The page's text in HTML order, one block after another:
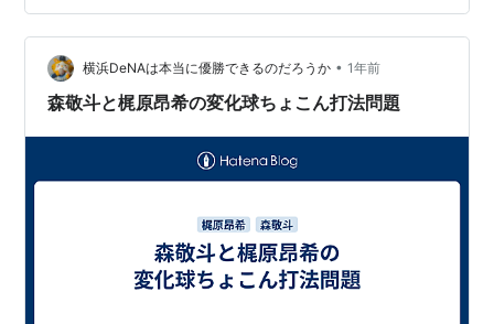
デート」【電子書籍】[ 森敬斗 ]価格: 1650 円楽天で詳細
を見る ※Kobo限定特典画像付き
横浜DeNAは本当に優勝できるのだろうか • 1年前
森敬斗と梶原昂希の変化球ちょこん打法問題